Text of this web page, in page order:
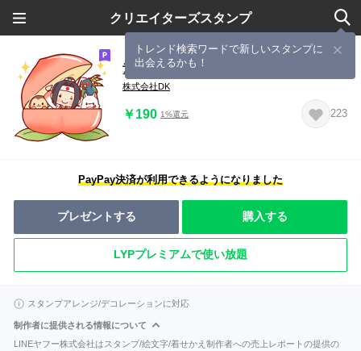
クリエイターズスタンプ
トレンド検索ワードで新しいスタンプに
出会えるかも！
童話ボーイズコレクション
株式会社DK
￥190 1%還元 223
PayPay決済が利用できるようになりました
プレゼントする 購入する
LYPプレミアムで使い放題
スタンプアレンジ/デコレーションに対応
制作者に提供される情報について
LINEヤフー株式会社はスタンプ/絵文字/着せかえ制作者への売上レポートの提供の